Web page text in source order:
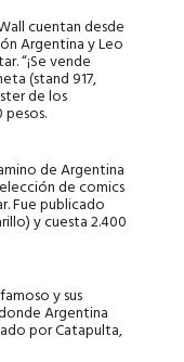
cuentan desde
Argentina y Leo
“¡Se vende
(stand 917,
de los
de Argentina
de comics
Fue publicado
y cuesta 2.400
y sus
Argentina
por Catapulta,